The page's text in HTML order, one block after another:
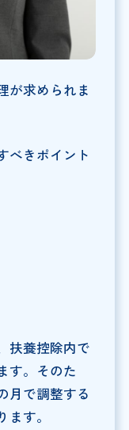
が求められま
べきポイント
扶養控除内で
す。そのた
月で調整する
す。